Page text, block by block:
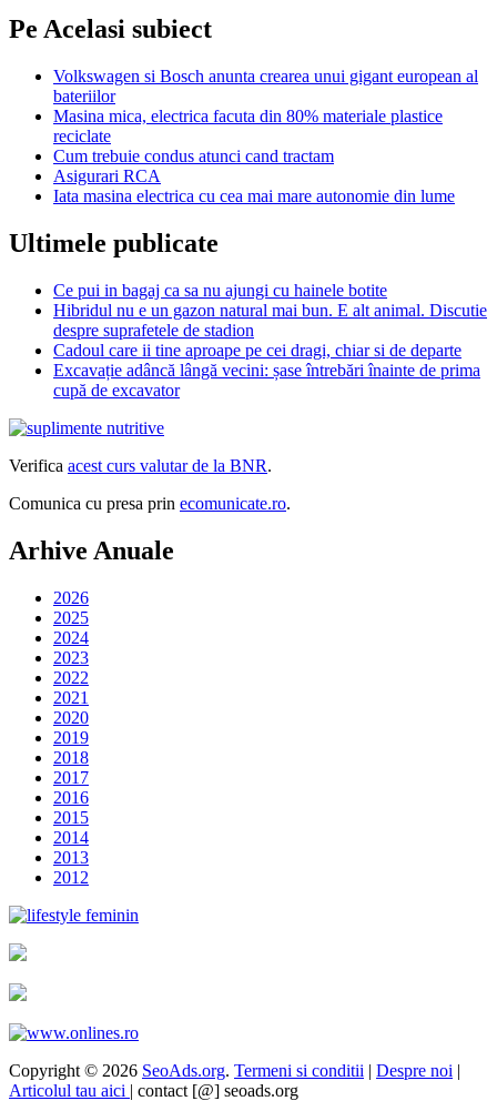
Pe Acelasi subiect
Volkswagen si Bosch anunta crearea unui gigant european al
bateriilor
Masina mica, electrica facuta din 80% materiale plastice
reciclate
Cum trebuie condus atunci cand tractam
Asigurari RCA
Iata masina electrica cu cea mai mare autonomie din lume
Ultimele publicate
Ce pui in bagaj ca sa nu ajungi cu hainele botite
Hibridul nu e un gazon natural mai bun. E alt animal. Discutie
despre suprafetele de stadion
Cadoul care ii tine aproape pe cei dragi, chiar si de departe
Excavație adâncă lângă vecini: șase întrebări înainte de prima
cupă de excavator
Verifica acest curs valutar de la BNR.
Comunica cu presa prin ecomunicate.ro.
Arhive Anuale
2026
2025
2024
2023
2022
2021
2020
2019
2018
2017
2016
2015
2014
2013
2012
Copyright © 2026 SeoAds.org. Termeni si conditii | Despre noi |
Articolul tau aici | contact [@] seoads.org